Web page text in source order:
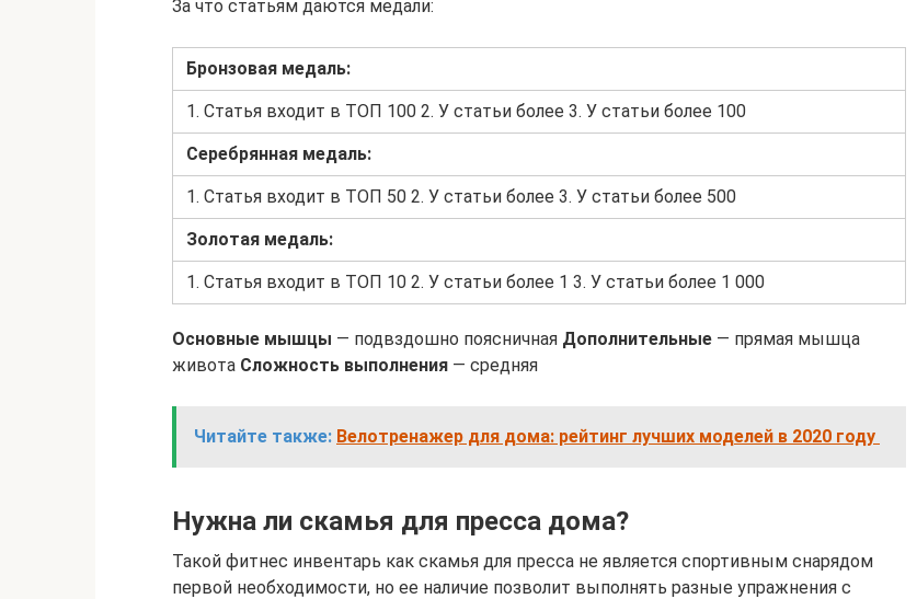
За что статьям даются медали:
Бронзовая медаль:
1. Статья входит в ТОП 100 2. У статьи более 3. У статьи более 100
Серебрянная медаль:
1. Статья входит в ТОП 50 2. У статьи более 3. У статьи более 500
Золотая медаль:
1. Статья входит в ТОП 10 2. У статьи более 1 3. У статьи более 1 000
Основные мышцы — подвздошно поясничная Дополнительные — прямая мышца
живота Сложность выполнения — средняя
Читайте также: Велотренажер для дома: рейтинг лучших моделей в 2020 году
Нужна ли скамья для пресса дома?
Такой фитнес инвентарь как скамья для пресса не является спортивным снарядом
первой необходимости, но ее наличие позволит выполнять разные упражнения с